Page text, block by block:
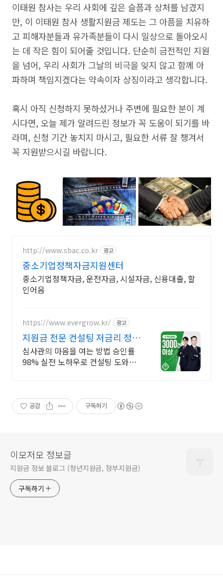
이태원 참사는 우리 사회에 깊은 슬픔과 상처를 남겼지
만, 이 이태원 참사 생활지원금 제도는 그 아픔을 치유하
고 피해자분들과 유가족분들이 다시 일상으로 돌아오시
는 데 작은 힘이 되어줄 것입니다. 단순히 금전적인 지원
을 넘어, 우리 사회가 그날의 비극을 잊지 않고 함께 아
파하며 책임지겠다는 약속이자 상징이라고 생각합니다.
혹시 아직 신청하지 못하셨거나 주변에 필요한 분이 계
시다면, 오늘 제가 알려드린 정보가 꼭 도움이 되기를 바
라며, 신청 기간 놓치지 마시고, 필요한 서류 잘 챙겨서
꼭 지원받으시길 바랍니다.
http://www.sbac.co.kr 광고
중소기업정책자금지원센터
중소기업정책자금, 운전자금, 시설자금, 신용대출, 할
인어음
https://www.evergrow.kr/ 광고
지원금 전문 컨설팅 저금리 정책
자금 지금 신청
심사관의 마음을 여는 방법 승인률
98% 실전 노하우로 컨설팅 도와드
공감 구독하기
이모저모 정보글
지원금 정보 블로그 (청년지원금, 정부지원금)
구독하기